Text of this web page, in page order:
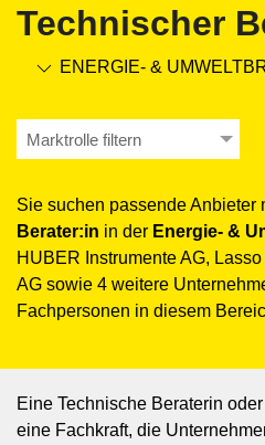
Technischer
ENERGIE- &
Marktrolle filtern
Sie suchen passende Anbieter
Berater:in in der Energie- &
HUBER Instrumente AG,
AG sowie 4 weitere
Fachpersonen in diesem
Eine Technische Beraterin
eine Fachkraft, die